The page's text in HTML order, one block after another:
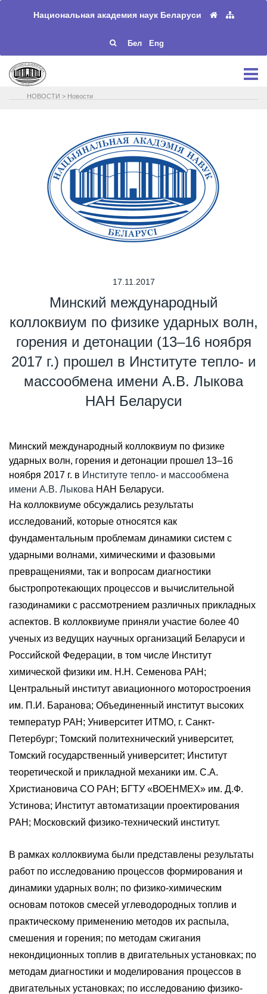
Национальная академия наук Беларуси
Бел Eng
НОВОСТИ > Новости
17.11.2017
Минский международный
коллоквиум по физике ударных волн,
горения и детонации (13–16 ноября
2017 г.) прошел в Институте тепло- и
массообмена имени А.В. Лыкова
НАН Беларуси
Минский международный коллоквиум по физике
ударных волн, горения и детонации прошел 13–16
ноября 2017 г. в Институте тепло- и массообмена
имени А.В. Лыкова НАН Беларуси.
На коллоквиуме обсуждались результаты
исследований, которые относятся как
фундаментальным проблемам динамики систем с
ударными волнами, химическими и фазовыми
превращениями, так и вопросам диагностики
быстропротекающих процессов и вычислительной
газодинамики с рассмотрением различных прикладных
аспектов. В коллоквиуме приняли участие более 40
ученых из ведущих научных организаций Беларуси и
Российской Федерации, в том числе Институт
химической физики им. Н.Н. Семенова РАН;
Центральный институт авиационного моторостроения
им. П.И. Баранова; Объединенный институт высоких
температур РАН; Университет ИТМО, г. Санкт-
Петербург; Томский политехнический университет,
Томский государственный университет; Институт
теоретической и прикладной механики им. С.А.
Христиановича СО РАН; БГТУ «ВОЕНМЕХ» им. Д.Ф.
Устинова; Институт автоматизации проектирования
РАН; Московский физико-технический институт.
В рамках коллоквиума были представлены результаты
работ по исследованию процессов формирования и
динамики ударных волн; по физико-химическим
основам потоков смесей углеводородных топлив и
практическому применению методов их распыла,
смешения и горения; по методам сжигания
некондиционных топлив в двигательных установках; по
методам диагностики и моделирования процессов в
двигательных установках; по исследованию физико-